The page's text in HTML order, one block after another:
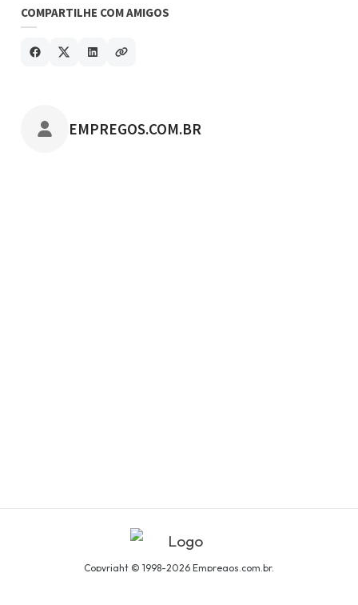
COMPARTILHE COM AMIGOS
POSTADO POR
EMPREGOS.COM.BR
Copyright © 1998-2026 Empregos.com.br.